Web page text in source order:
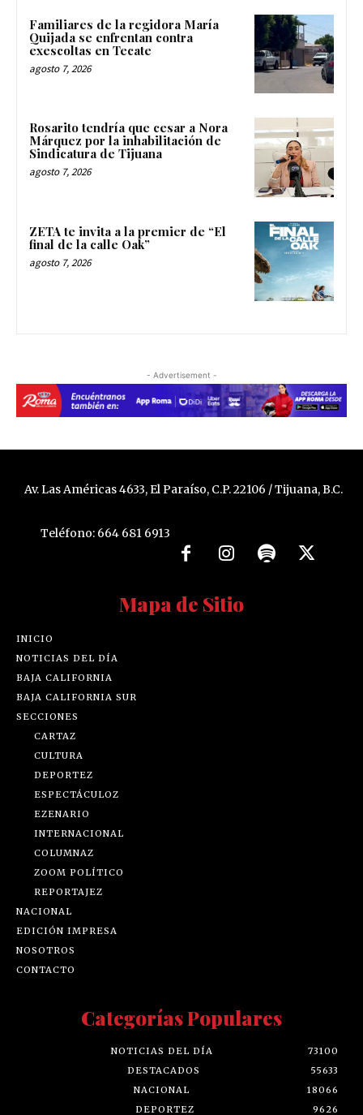
Familiares de la regidora María
Quijada se enfrentan contra
exescoltas en Tecate
agosto 7, 2026
Rosarito tendría que cesar a Nora
Márquez por la inhabilitación de
Sindicatura de Tijuana
agosto 7, 2026
ZETA te invita a la premier de “El
final de la calle Oak”
agosto 7, 2026
- Advertisement -
Av. Las Américas 4633, El Paraíso, C.P. 22106 / Tijuana, B.C.
Teléfono: 664 681 6913
Mapa de Sitio
INICIO
NOTICIAS DEL DÍA
BAJA CALIFORNIA
BAJA CALIFORNIA SUR
SECCIONES
CARTAZ
CULTURA
DEPORTEZ
ESPECTÁCULOZ
EZENARIO
INTERNACIONAL
COLUMNAZ
ZOOM POLÍTICO
REPORTAJEZ
NACIONAL
EDICIÓN IMPRESA
NOSOTROS
CONTACTO
Categorías Populares
NOTICIAS DEL DÍA
73100
DESTACADOS
55633
NACIONAL
18066
DEPORTEZ
9626